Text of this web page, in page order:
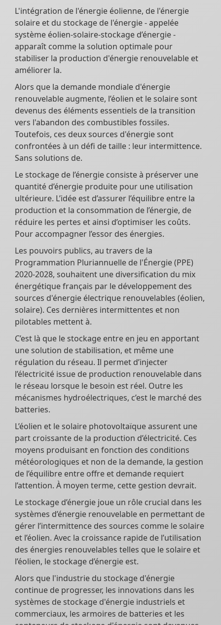
L'intégration de l'énergie éolienne, de l'énergie
solaire et du stockage de l'énergie - appelée
système éolien-solaire-stockage d’énergie -
apparaît comme la solution optimale pour
stabiliser la production d'énergie renouvelable et
améliorer la.
Alors que la demande mondiale d'énergie
renouvelable augmente, l’éolien et le solaire sont
devenus des éléments essentiels de la transition
vers l'abandon des combustibles fossiles.
Toutefois, ces deux sources d'énergie sont
confrontées à un défi de taille : leur intermittence.
Sans solutions de.
Le stockage de l’énergie consiste à préserver une
quantité d’énergie produite pour une utilisation
ultérieure. L’idée est d’assurer l’équilibre entre la
production et la consommation de l’énergie, de
réduire les pertes et ainsi d’optimiser les coûts.
Pour accompagner l’essor des énergies.
Les pouvoirs publics, au travers de la
Programmation Pluriannuelle de l'Énergie (PPE)
2020-2028, souhaitent une diversification du mix
énergétique français par le développement des
sources d'énergie électrique renouvelables (éolien,
solaire). Ces dernières intermittentes et non
pilotables mettent à.
C’est là que le stockage entre en jeu en apportant
une solution de stabilisation, et même une
régulation du réseau. Il permet d’injecter
l’électricité issue de production renouvelable dans
le réseau lorsque le besoin est réel. Outre les
mécanismes hydroélectriques, c’est le marché des
batteries.
L’éolien et le solaire photovoltaïque assurent une
part croissante de la production d’électricité. Ces
moyens produisant en fonction des conditions
météorologiques et non de la demande, la gestion
de l’équilibre entre offre et demande requiert
l’attention. À moyen terme, cette gestion devrait.
Le stockage d’énergie joue un rôle crucial dans les
systèmes d’énergie renouvelable en permettant de
gérer l’intermittence des sources comme le solaire
et l’éolien. Avec la croissance rapide de l’utilisation
des énergies renouvelables telles que le solaire et
l’éolien, le stockage d’énergie est.
Alors que l'industrie du stockage d'énergie
continue de progresser, les innovations dans les
systèmes de stockage d'énergie industriels et
commerciaux, les armoires de batteries et les